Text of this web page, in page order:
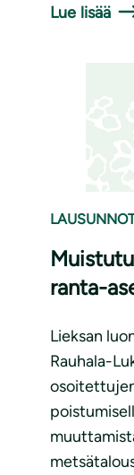
Lue lisää
ranta-
Lieksan
Rauhala-